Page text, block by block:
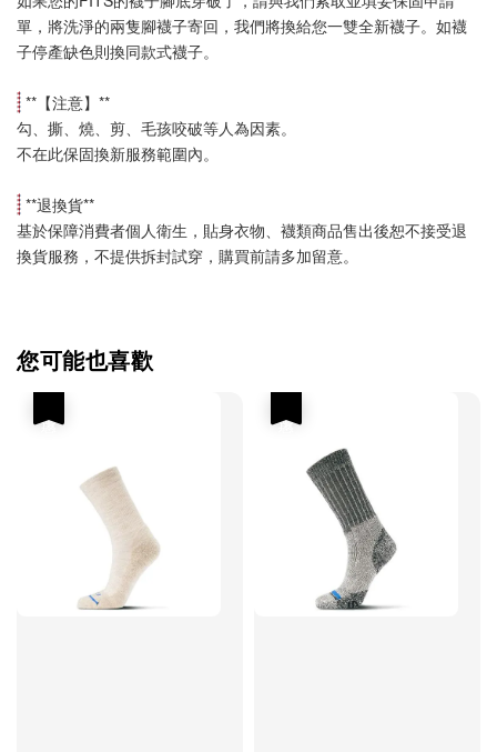
單，將洗淨的兩隻腳襪子寄回，我們將換給您一雙全新襪子。如襪
子停產缺色則換同款式襪子。
**【注意】**
勾、撕、燒、剪、毛孩咬破等人為因素。
不在此保固換新服務範圍內。
**退換貨**
基於保障消費者個人衛生，貼身衣物、襪類商品售出後恕不接受退
換貨服務，不提供拆封試穿，購買前請多加留意。
您可能也喜歡